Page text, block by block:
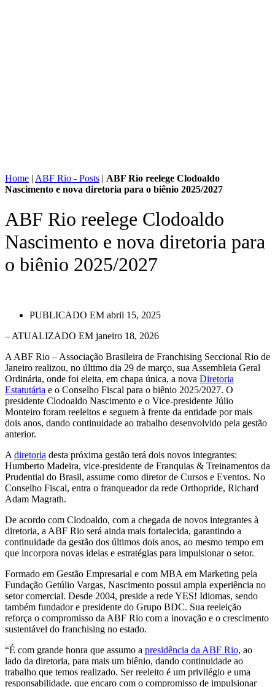
Home | ABF Rio - Posts | ABF Rio reelege Clodoaldo
Nascimento e nova diretoria para o biênio 2025/2027
ABF Rio reelege Clodoaldo
Nascimento e nova diretoria para
o biênio 2025/2027
PUBLICADO EM abril 15, 2025
– ATUALIZADO EM janeiro 18, 2026
A ABF Rio – Associação Brasileira de Franchising Seccional Rio de
Janeiro realizou, no último dia 29 de março, sua Assembleia Geral
Ordinária, onde foi eleita, em chapa única, a nova Diretoria
Estatutária e o Conselho Fiscal para o biênio 2025/2027. O
presidente Clodoaldo Nascimento e o Vice-presidente Júlio
Monteiro foram reeleitos e seguem à frente da entidade por mais
dois anos, dando continuidade ao trabalho desenvolvido pela gestão
anterior.
A diretoria desta próxima gestão terá dois novos integrantes:
Humberto Madeira, vice-presidente de Franquias & Treinamentos da
Prudential do Brasil, assume como diretor de Cursos e Eventos. No
Conselho Fiscal, entra o franqueador da rede Orthopride, Richard
Adam Magrath.
De acordo com Clodoaldo, com a chegada de novos integrantes à
diretoria, a ABF Rio será ainda mais fortalecida, garantindo a
continuidade da gestão dos últimos dois anos, ao mesmo tempo em
que incorpora novas ideias e estratégias para impulsionar o setor.
Formado em Gestão Empresarial e com MBA em Marketing pela
Fundação Getúlio Vargas, Nascimento possui ampla experiência no
setor comercial. Desde 2004, preside a rede YES! Idiomas, sendo
também fundador e presidente do Grupo BDC. Sua reeleição
reforça o compromisso da ABF Rio com a inovação e o crescimento
sustentável do franchising no estado.
“É com grande honra que assumo a presidência da ABF Rio, ao
lado da diretoria, para mais um biênio, dando continuidade ao
trabalho que temos realizado. Ser reeleito é um privilégio e uma
responsabilidade, que encaro com o compromisso de impulsionar